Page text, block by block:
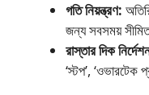
গতি নিয়ন্ত্রণ:
জন্য সবসময়
রাস্তার দিক
‘স্টপ’, ‘ওভারটেক